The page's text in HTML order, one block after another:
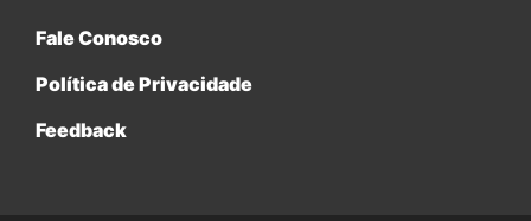
Fale Conosco
Política de Privacidade
Feedback